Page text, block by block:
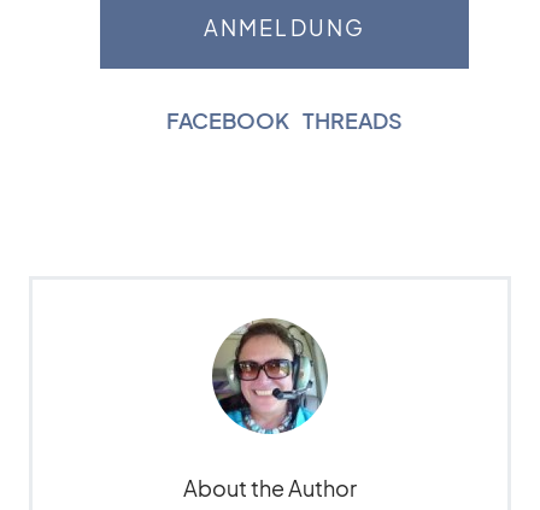
FACEBOOK THREADS
About the Author